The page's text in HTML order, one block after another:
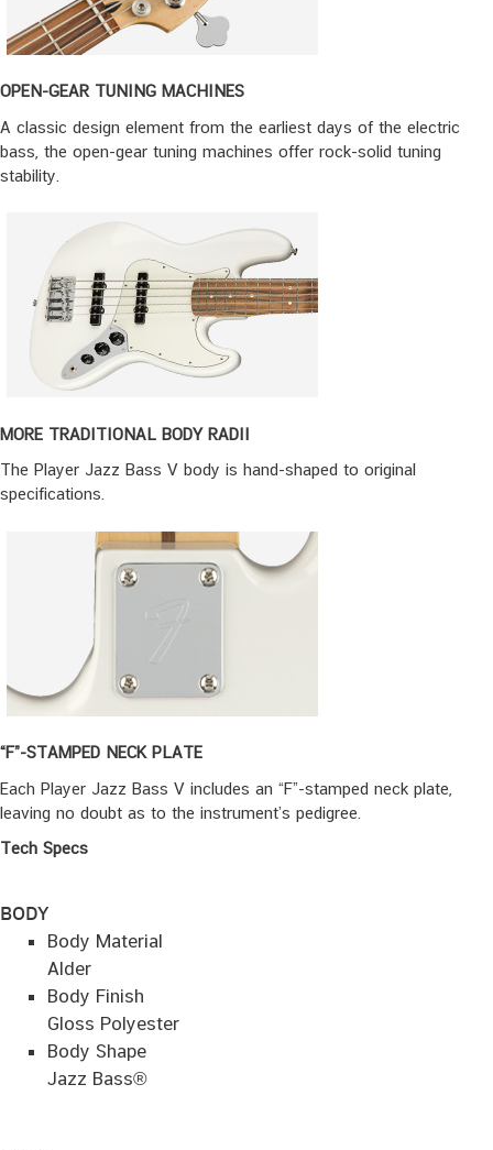
OPEN-GEAR TUNING MACHINES
A classic design element from the earliest days of the electric
bass, the open-gear tuning machines offer rock-solid tuning
stability.
MORE TRADITIONAL BODY RADII
The Player Jazz Bass V body is hand-shaped to original
specifications.
“F”-STAMPED NECK PLATE
Each Player Jazz Bass V includes an “F”-stamped neck plate,
leaving no doubt as to the instrument’s pedigree.
Tech Specs
BODY
Body Material
Alder
Body Finish
Gloss Polyester
Body Shape
Jazz Bass®